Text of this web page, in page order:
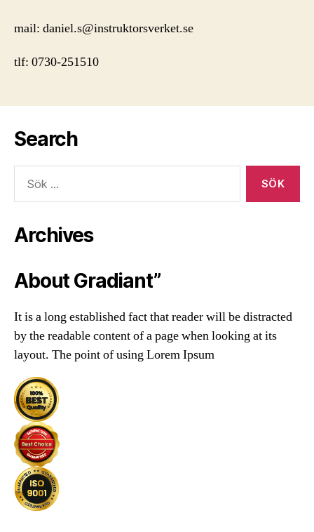
mail: daniel.s@instruktorsverket.se
tlf: 0730-251510
Search
efter:
Archives
About Gradiant”
It is a long established fact that reader will be distracted
by the readable content of a page when looking at its
layout. The point of using Lorem Ipsum